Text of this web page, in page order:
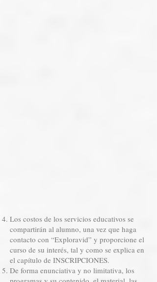
Los costos de los servicios educativos se
compartirán al alumno, una vez que haga
contacto con “Exploravid” y proporcione el
curso de su interés, tal y como se explica en
el capítulo de INSCRIPCIONES.
De forma enunciativa y no limitativa, los